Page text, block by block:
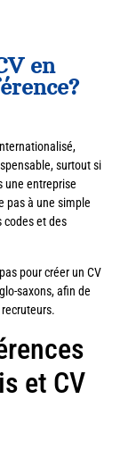
en
surtout si
une entreprise
pas à une simple
codes et des
pour créer un CV
saxons, afin de
et CV